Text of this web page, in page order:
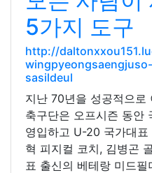
5가지 도구
http://
sasildeul
지난 70년을 성공적으로
축구단은 오프시즌 동안
영입하고 U-20 국가대
혁 피지컬 코치, 김병곤
표 출신의 베테랑 미드